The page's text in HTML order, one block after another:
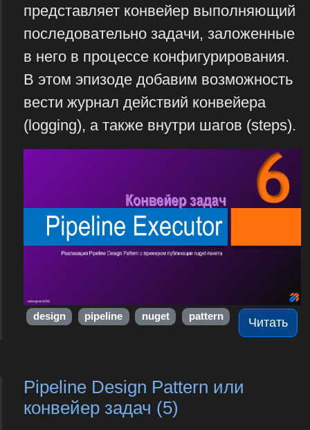
представляет конвейер выполняющий
последовательно задачи, заложенные
в него в процессе конфигурирования.
В этом эпизоде добавим возможность
вести журнал действий конвейера
(logging), а также внутри шагов (steps).
Читать
design pipeline nuget pattern
Pipeline Design Pattern или
конвейер задач (5)